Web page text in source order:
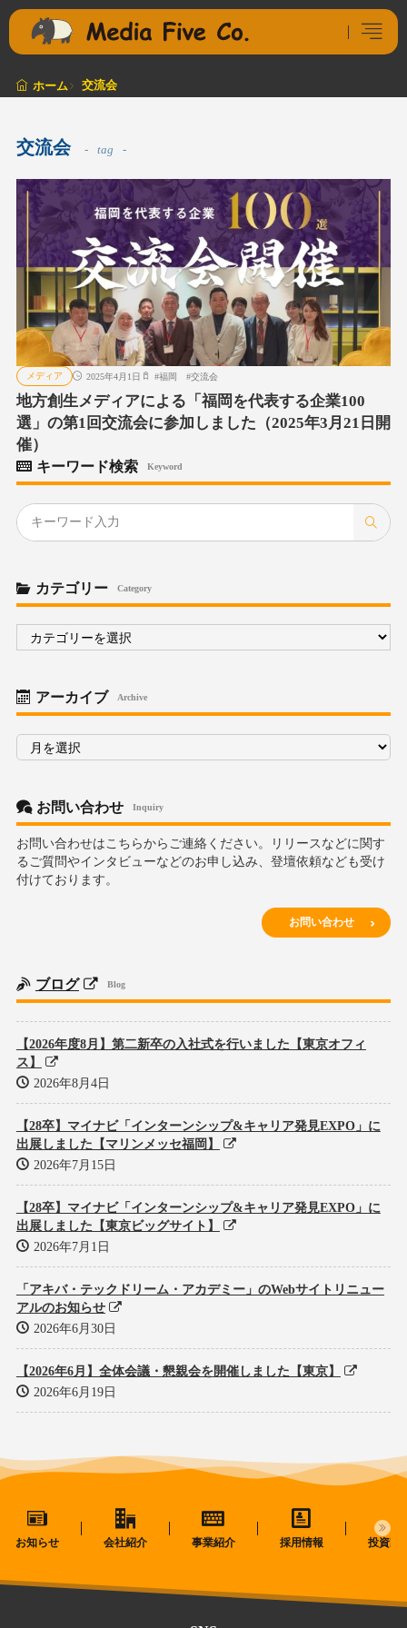
ホーム 交流会
交流会 tag
メディア 2025年4月1日 #福岡 #交流会
地方創生メディアによる「福岡を代表する企業100
選」の第1回交流会に参加しました（2025年3月21日開
催）
キーワード検索 Keyword
カテゴリー Category
ゴ
アーカイブ Archive
ア
カ
お問い合わせ Inquiry
お問い合わせはこちらからご連絡ください。リリースなどに関す
るご質問やインタビューなどのお申し込み、登壇依頼なども受け
付けております。
お問い合わせ
ブログ Blog
【2026年度8月】第二新卒の入社式を行いました【東京オフィ
ス】
2026年8月4日
【28卒】マイナビ「インターンシップ&キャリア発見EXPO」に
出展しました【マリンメッセ福岡】
2026年7月15日
【28卒】マイナビ「インターンシップ&キャリア発見EXPO」に
出展しました【東京ビッグサイト】
2026年7月1日
「アキバ・テックドリーム・アカデミー」のWebサイトリニュー
アルのお知らせ
2026年6月30日
【2026年6月】全体会議・懇親会を開催しました【東京】
2026年6月19日
お知らせ 会社紹介 事業紹介 採用情報 投資家